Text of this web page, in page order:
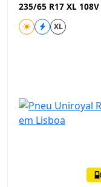
235/65 R17 XL 108V
XL